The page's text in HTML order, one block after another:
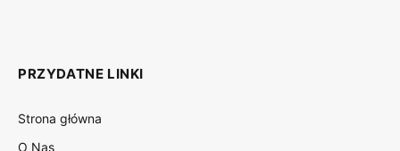
PRZYDATNE LINKI
Strona główna
O Nas